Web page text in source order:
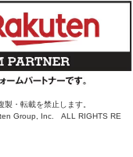
・転載を禁止します。
Group, Inc. ALL RIGHTS RE